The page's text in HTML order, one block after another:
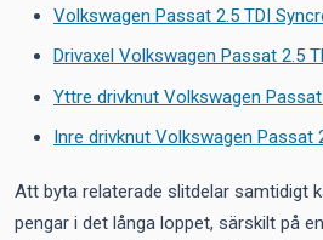
Volkswagen Passat 2.5 TDI
Drivaxel Volkswagen Passat 2.5
Yttre drivknut Volkswagen
Inre drivknut Volkswagen Passat
Att byta relaterade slitdelar samtidigt
pengar i det långa loppet, särskilt på